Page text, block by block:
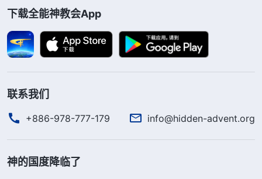
下载全能神教会App
联系我们
+886-978-777-179 info@hidden-advent.org
神的国度降临了